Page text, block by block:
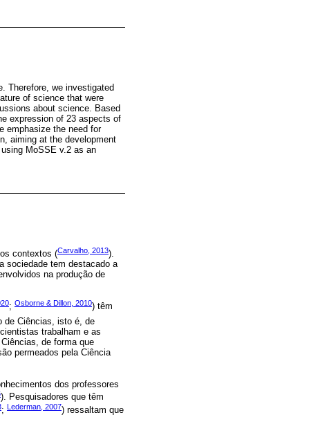
Therefore, we investigated
of science that were
about science. Based
expression of 23 aspects of
emphasize the need for
aiming at the development
MoSSE v.2 as an
contextos (Carvalho, 2013).
sociedade tem destacado a
na produção de
; Osborne & Dillon, 2010) têm
de Ciências, isto é, de
trabalham e as
Ciências, de forma que
permeados pela Ciência
dos professores
). Pesquisadores que têm
; Lederman, 2007) ressaltam que